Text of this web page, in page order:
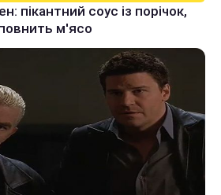
пікантний соус із порічок,
м'ясо